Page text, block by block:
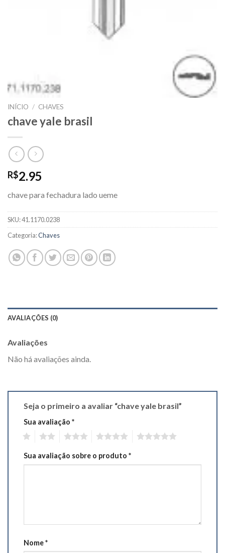
INÍCIO / CHAVES
chave yale brasil
R$2.95
chave para fechadura lado ueme
SKU:41.1170.0238
Categoria:Chaves
AVALIAÇÕES (0)
Avaliações
Não há avaliações ainda.
Seja o primeiro a avaliar “chave yale brasil”
Sua avaliação *
Sua avaliação sobre o produto *
Nome*